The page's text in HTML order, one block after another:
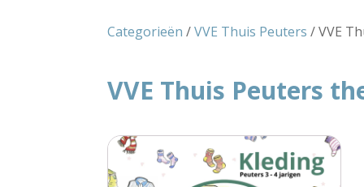
Categorieën /VVE Thuis Peuters / VVE
VVE Thuis Peuters